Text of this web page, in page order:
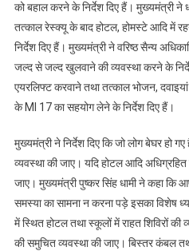
को बहाल करने के निर्देश दिए हैं। मुख्यमंत्री ने
तत्काल रेस्क्यू के बाद होटल, होमस्टे आदि में
निर्देश दिए हैं। मुख्यमंत्री ने वरिष्ठ सैन्य
जल्द से जल्द खुलवाने की व्यवस्था करने के
एयरलिफ्ट करवाने तथा तत्काल भोजन,
के MI 17 का सहयोग लेने के निर्देश दिए हैं।
मुख्यमंत्री ने निर्देश दिए कि जो लोग बेघर हो
व्यवस्था की जाए। यदि होटल आदि
जाए। मुख्यमंत्री पुष्कर सिंह धामी ने कहा कि
समस्या का सामना न करना पड़े इसका विशेष
में स्थित होटल तथा स्कूलों में राहत शिविरों की
की समुचित व्यवस्था की जाए। बिस्तर कंबल